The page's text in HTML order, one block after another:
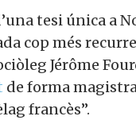
tesi única a
cop més
Jérôme
de forma
francès”.